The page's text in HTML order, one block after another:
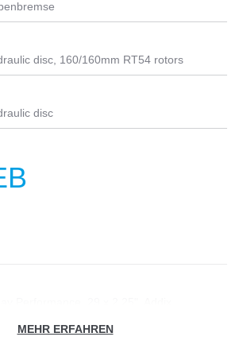
disc, 160/160mm RT54 rotors
disc
MEHR ERFAHREN